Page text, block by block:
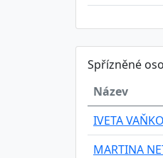
Spřízněné
Název
IVETA
MARTINA